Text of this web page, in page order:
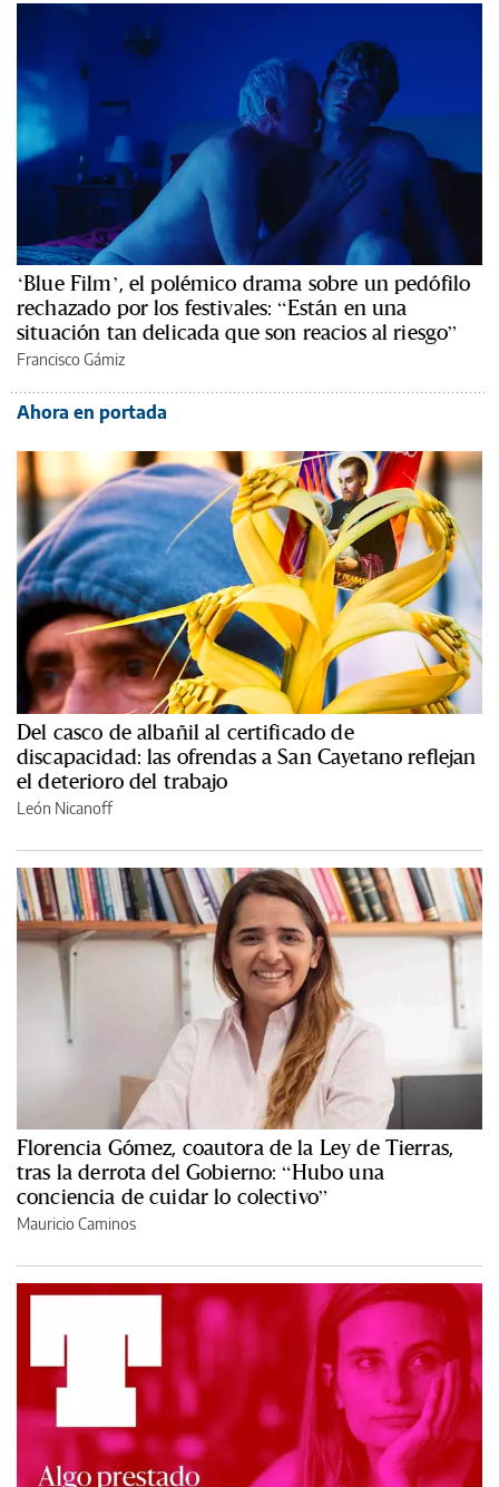
‘Blue Film’, el polémico drama sobre un pedófilo
rechazado por los festivales: “Están en una
situación tan delicada que son reacios al riesgo”
Francisco Gámiz
Ahora en portada
Del casco de albañil al certificado de
discapacidad: las ofrendas a San Cayetano reflejan
el deterioro del trabajo
León Nicanoff
Florencia Gómez, coautora de la Ley de Tierras,
tras la derrota del Gobierno: “Hubo una
conciencia de cuidar lo colectivo”
Mauricio Caminos